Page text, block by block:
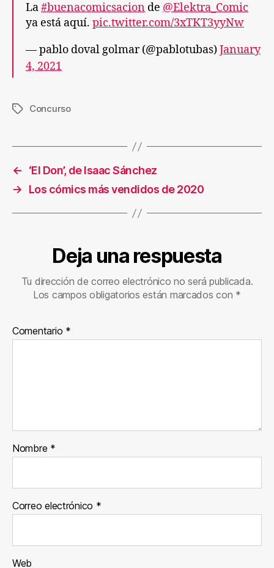
La#buenacomicsacion de @Elektra_Comic
ya está aquí. pic.twitter.com/3xTKT3yyNw
— pablo doval golmar (@pablotubas)January
4, 2021
Etiquetas
Concurso
←
‘El Don’, de Isaac Sánchez
→
Los cómics más vendidos de 2020
Deja una respuesta
Tu dirección de correo electrónico no será publicada.
Los campos obligatorios están marcados con *
Comentario *
Nombre *
Correo electrónico *
Web